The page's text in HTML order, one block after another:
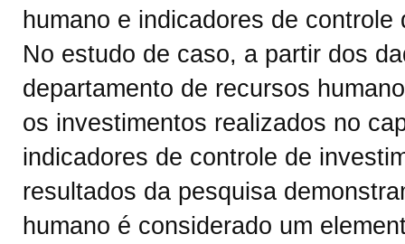
humano e indicadores de
No estudo de caso, a partir dos
departamento de recursos
os investimentos realizados no
indicadores de controle de
resultados da pesquisa
humano é considerado um